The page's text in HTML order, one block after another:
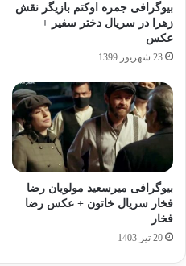
بیوگرافی جمره اوکتم بازیگر نقش
زهرا در سریال دختر سفیر +
عکس
23 شهریور 1399
بیوگرافی میرسعید مولویان رضا
فخار سریال خاتون + عکس رضا
فخار
20 تیر 1403